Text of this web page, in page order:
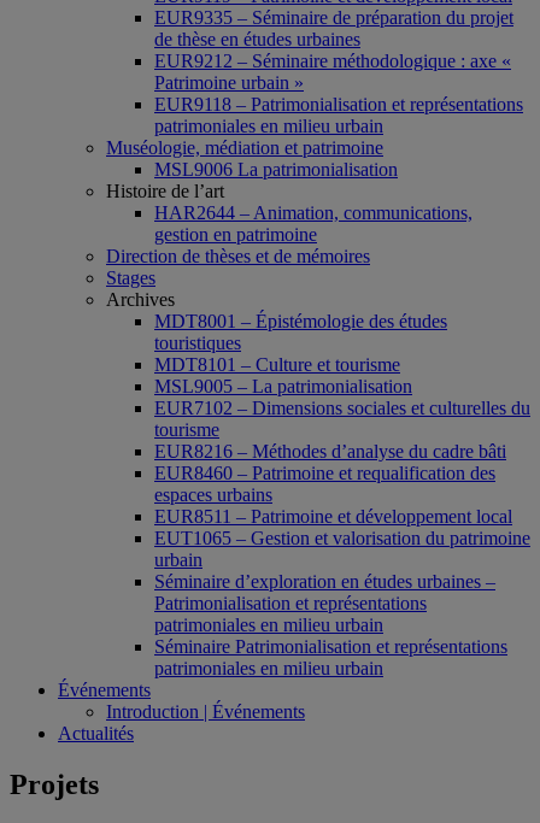
EUR9335 – Séminaire de préparation du projet
de thèse en études urbaines
EUR9212 – Séminaire méthodologique : axe «
Patrimoine urbain »
EUR9118 – Patrimonialisation et représentations
patrimoniales en milieu urbain
Muséologie, médiation et patrimoine
MSL9006 La patrimonialisation
Histoire de l’art
HAR2644 – Animation, communications,
gestion en patrimoine
Direction de thèses et de mémoires
Stages
Archives
MDT8001 – Épistémologie des études
touristiques
MDT8101 – Culture et tourisme
MSL9005 – La patrimonialisation
EUR7102 – Dimensions sociales et culturelles du
tourisme
EUR8216 – Méthodes d’analyse du cadre bâti
EUR8460 – Patrimoine et requalification des
espaces urbains
EUR8511 – Patrimoine et développement local
EUT1065 – Gestion et valorisation du patrimoine
urbain
Séminaire d’exploration en études urbaines –
Patrimonialisation et représentations
patrimoniales en milieu urbain
Séminaire Patrimonialisation et représentations
patrimoniales en milieu urbain
Événements
Introduction | Événements
Actualités
Projets